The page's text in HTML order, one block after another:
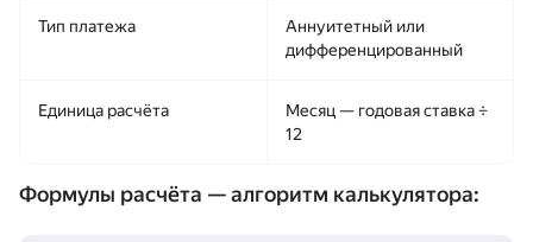
Тип платежа
Аннуитетный или
дифференцированный
Единица расчёта
Месяц — годовая ставка ÷
12
Формулы расчёта — алгоритм калькулятора: